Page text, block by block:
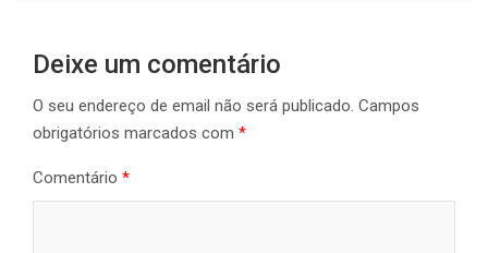
Deixe um comentário
O seu endereço de email não será publicado. Campos
obrigatórios marcados com *
Comentário *